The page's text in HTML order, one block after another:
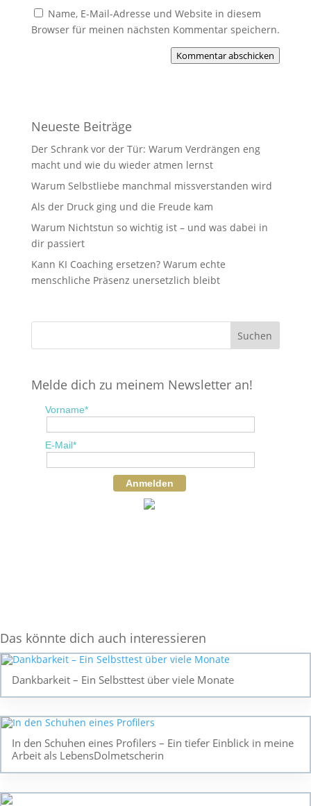
Name, E-Mail-Adresse und Website in diesem
Browser für meinen nächsten Kommentar speichern.
Kommentar abschicken
Neueste Beiträge
Der Schrank vor der Tür: Warum Verdrängen eng
macht und wie du wieder atmen lernst
Warum Selbstliebe manchmal missverstanden wird
Als der Druck ging und die Freude kam
Warum Nichtstun so wichtig ist – und was dabei in
dir passiert
Kann KI Coaching ersetzen? Warum echte
menschliche Präsenz unersetzlich bleibt
Melde dich zu meinem Newsletter an!
Vorname*
E-Mail*
Anmelden
Das könnte dich auch interessieren
Dankbarkeit – Ein Selbsttest über viele Monate
In den Schuhen eines Profilers – Ein tiefer Einblick in meine
Arbeit als LebensDolmetscherin